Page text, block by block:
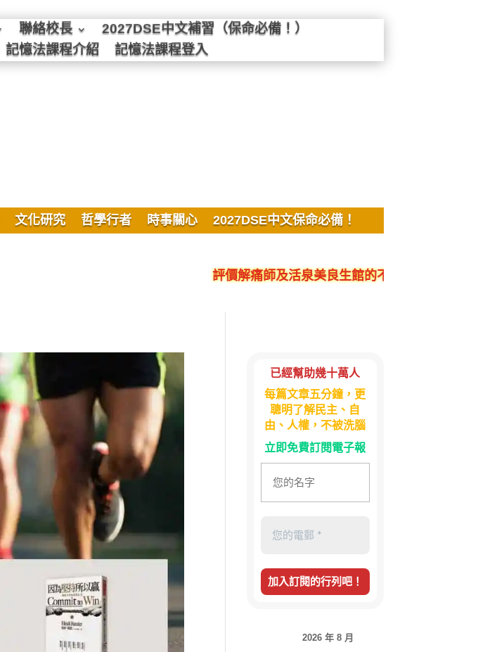
聯絡校長
2027DSE中文補習（保命必備！）
記憶法課程介紹 記憶法課程登入
文化研究 哲學行者 時事關心 2027DSE中文保命必備！
評價解痛師及活泉美良生館的不良銷售、呃人、騙
已經幫助幾十萬人
每篇文章五分鐘，更
聰明了解民主、自
由、人權，不被洗腦
立即免費訂閱電子報
2026 年 8 月